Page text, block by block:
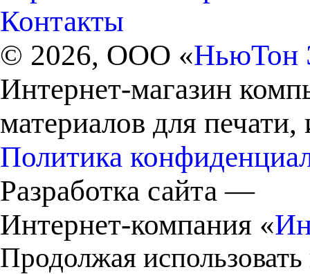
Контакты
© 2026, ООО «НьюТон
Интернет-магазин
материалов для
Политика
Разработка сайта —
Интернет-компания «
Продолжая